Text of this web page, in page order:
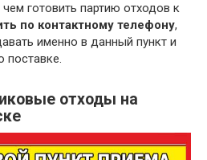
готовить партию отходов к
по контактному телефону,
именно в данный пункт и
поставке.
отходы на